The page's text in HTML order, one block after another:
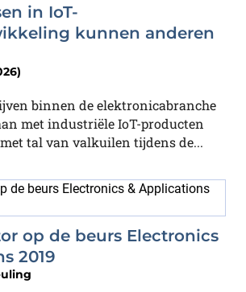
in IoT-
kunnen anderen
binnen de elektronicabranche
met industriële IoT-producten
tal van valkuilen tijdens de...
op de beurs Electronics
2019